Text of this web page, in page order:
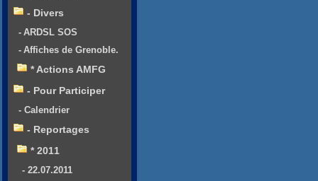
- Divers
- ARDSL SOS
- Affiches de Grenoble.
* Actions AMFG
- Pour Participer
- Calendrier
- Reportages
* 2011
- 22.07.2011